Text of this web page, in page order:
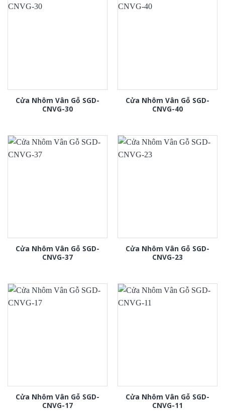
Cửa Nhôm Vân Gỗ SGD-
CNVG-30
Cửa Nhôm Vân Gỗ SGD-
CNVG-40
Cửa Nhôm Vân Gỗ SGD-
CNVG-37
Cửa Nhôm Vân Gỗ SGD-
CNVG-23
Cửa Nhôm Vân Gỗ SGD-
CNVG-17
Cửa Nhôm Vân Gỗ SGD-
CNVG-11